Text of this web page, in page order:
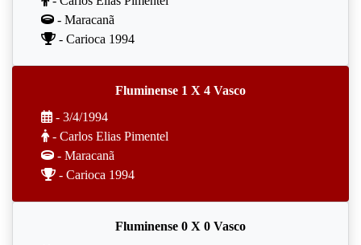
- Maracanã
- Carioca 1994
Fluminense 1 X 4 Vasco
- 3/4/1994
- Carlos Elias Pimentel
- Maracanã
- Carioca 1994
Fluminense 0 X 0 Vasco